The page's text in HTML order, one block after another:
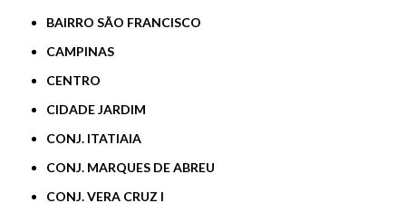
BAIRRO SÃO FRANCISCO
CAMPINAS
CENTRO
CIDADE JARDIM
CONJ. ITATIAIA
CONJ. MARQUES DE ABREU
CONJ. VERA CRUZ I